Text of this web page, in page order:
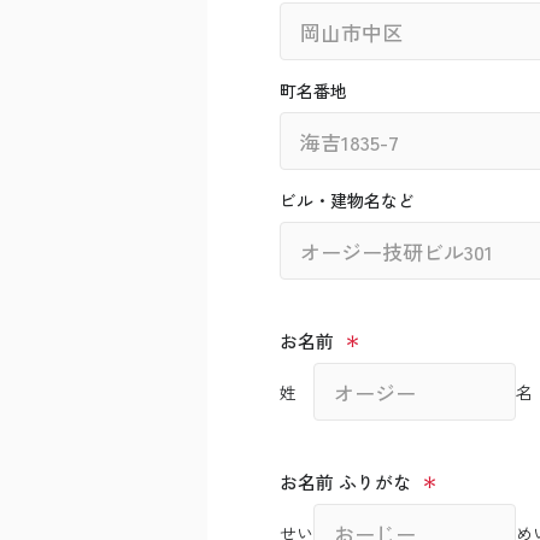
町名番地
ビル・建物名など
お名前
姓 名
お名前 ふりがな
せい め